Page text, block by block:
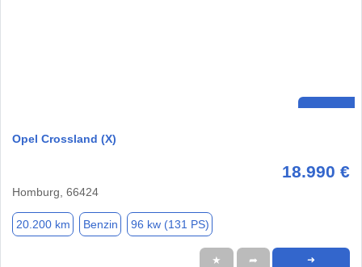
Opel Crossland (X)
18.990 €
Homburg, 66424
20.200 km Benzin 96 kw (131 PS)
★ ➦ ➜